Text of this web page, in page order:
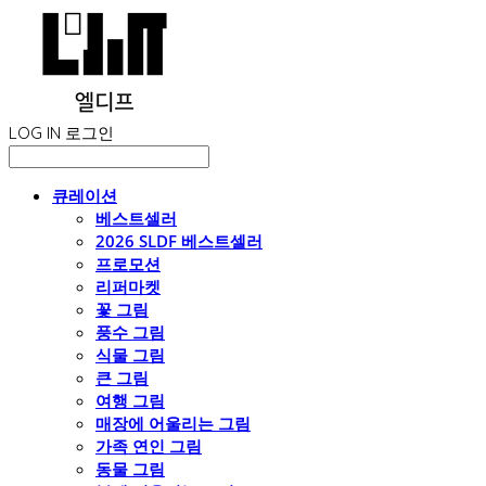
LOG IN 로그인
큐레이션
베스트셀러
2026 SLDF 베스트셀러
프로모션
리퍼마켓
꽃 그림
풍수 그림
식물 그림
큰 그림
여행 그림
매장에 어울리는 그림
가족 연인 그림
동물 그림